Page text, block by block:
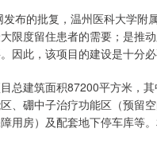
布的批复，温州医科大学附
限度留住患者的需要；是推
因此，该项目的建设是十分必
总建筑面积87200平方米，
、硼中子治疗功能区（预留
用房）及配套地下停车库等。